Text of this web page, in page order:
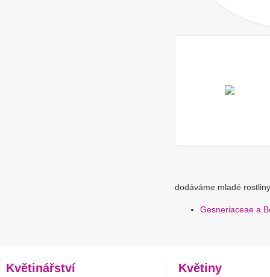
dodáváme mladé
Gesneriaceae a
Květinářství Květiny